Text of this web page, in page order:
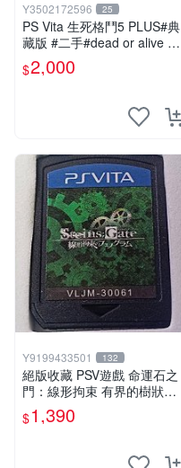
Y3502172596 25
PS Vita 生死格鬥5 PLUS#典
藏版 #二手#dead or alive 5+
#音樂CD未拆#電玩遊戲#格
鬥
$2,000
Y9199433501 132
絕版收藏 PSV遊戲 命運石之
門：線形拘束 有界的樹狀圖
日版 VLJM-30061
$1,390